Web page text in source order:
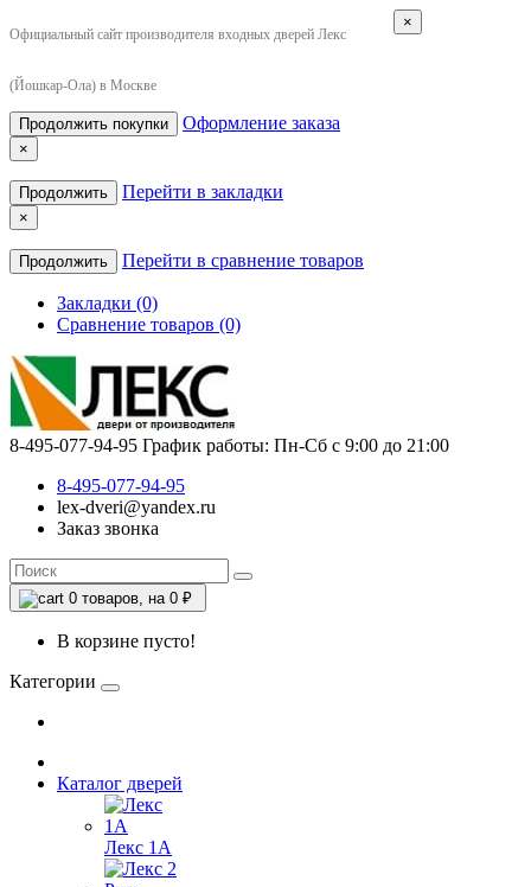
Официальный сайт производителя входных дверей Лекс
(Йошкар-Ола) в Москве
×
Продолжить покупки Оформление заказа
×
Продолжить Перейти в закладки
×
Продолжить Перейти в сравнение товаров
Закладки (0)
Сравнение товаров (0)
8-495-077-94-95 График работы: Пн-Сб с 9:00 до 21:00
8-495-077-94-95
lex-dveri@yandex.ru
Заказ звонка
0 товаров, на 0 ₽
В корзине пусто!
Категории
Каталог дверей
Лекс 1А